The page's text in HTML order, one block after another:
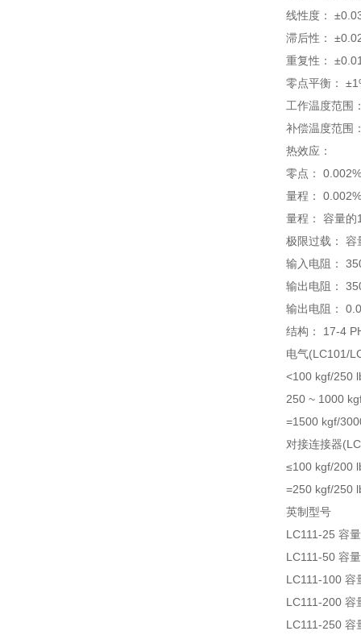
线性度：
滞后性：
重复性：
零点平衡：
工作温度范围
补偿温度范围
热效应：
零点：
量程：
量程： 容量的
极限过载： 容
输入电阻：
输出电阻：
输出电阻：
结构： 17-4
电气(LC101/
<100 kgf/250
250 ~ 1000
=1500 kgf/
对接连接器
≤100 kgf/200
=250 kgf/250
英制型号
LC111-25 容
LC111-50 容
LC111-100 容
LC111-200 容
LC111-250 容